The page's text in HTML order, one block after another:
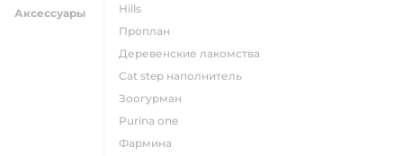
Аксессуары
hills
проплан
деревенские лакомства
cat step наполнитель
зоогурман
purina one
фармина